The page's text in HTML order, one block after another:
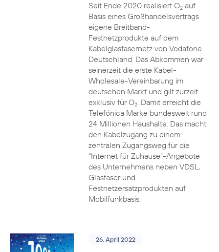
Seit Ende 2020 realisiert O2auf
Basis eines Großhandelsvertrags
eigene Breitband-
Festnetzprodukte auf dem
Kabelglasfasernetz von Vodafone
Deutschland. Das Abkommen war
seinerzeit die erste Kabel-
Wholesale-Vereinbarung im
deutschen Markt und gilt zurzeit
exklusiv für O2. Damit erreicht die
Telefónica Marke bundesweit rund
24 Millionen Haushalte. Das macht
den Kabelzugang zu einem
zentralen Zugangsweg für die
“Internet für Zuhause”-Angebote
des Unternehmens neben VDSL,
Glasfaser und
Festnetzersatzprodukten auf
Mobilfunkbasis.
26. April 2022